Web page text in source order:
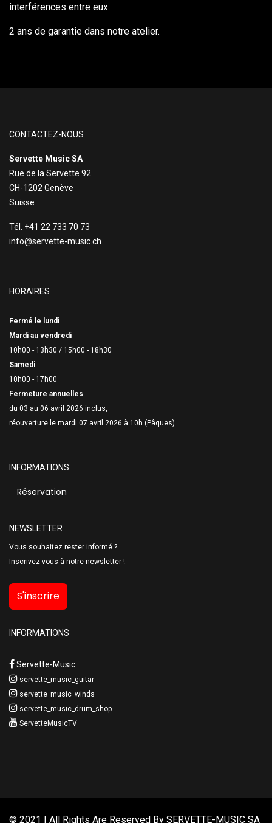
interférences entre eux.
2 ans de garantie dans notre atelier.
CONTACTEZ-NOUS
Servette Music SA
Rue de la Servette 92
CH-1202 Genève
Suisse
Tél. +41 22 733 70 73
info@servette-music.ch
HORAIRES
Fermé le lundi
Mardi au vendredi
10h00 - 13h30 / 15h00 - 18h30
Samedi
10h00 - 17h00
Fermeture annuelles
du 03 au 06 avril 2026 inclus,
réouverture le mardi 07 avril 2026 à 10h (Pâques)
INFORMATIONS
Réservation
NEWSLETTER
Vous souhaitez rester informé ?
Inscrivez-vous à notre newsletter !
S'inscrire
INFORMATIONS
Servette-Music
servette_music_guitar
servette_music_winds
servette_music_drum_shop
ServetteMusicTV
© 2021 | All Rights Are Reserved By SERVETTE-MUSIC SA